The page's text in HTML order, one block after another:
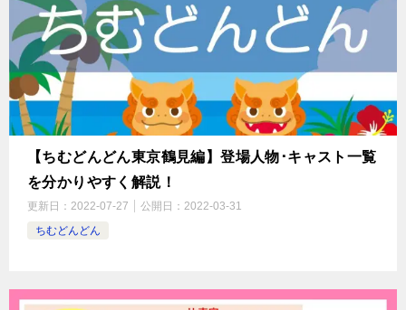
【ちむどんどん東京鶴見編】登場人物･キャスト一覧
を分かりやすく解説！
更新日： 2022-07-27 公開日： 2022-03-31
ちむどんどん